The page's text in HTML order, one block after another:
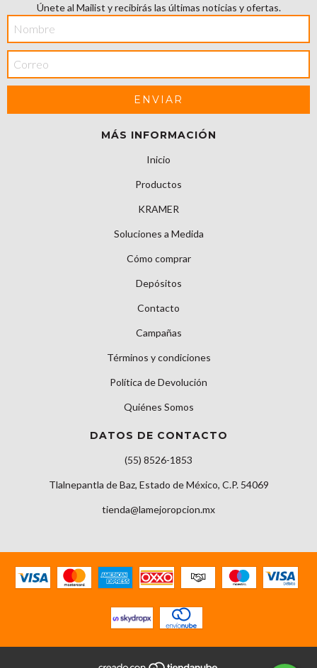
Únete al Mailist y recibirás las últimas noticias y ofertas.
MÁS INFORMACIÓN
Inicio
Productos
KRAMER
Soluciones a Medida
Cómo comprar
Depósitos
Contacto
Campañas
Términos y condiciones
Política de Devolución
Quiénes Somos
DATOS DE CONTACTO
(55) 8526-1853
Tlalnepantla de Baz, Estado de México, C.P. 54069
tienda@lamejoropcion.mx